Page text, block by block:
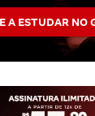
A ESTUDAR NO